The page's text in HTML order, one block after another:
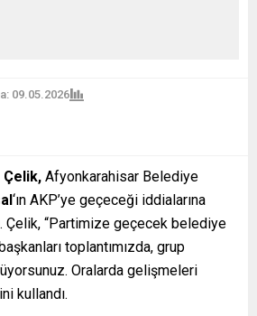
09.05.2026
Çelik, Afyonkarahisar Belediye
‘ın AKP’ye geçeceği iddialarına
Çelik, “Partimize geçecek belediye
toplantımızda, grup
Oralarda gelişmeleri
kullandı.